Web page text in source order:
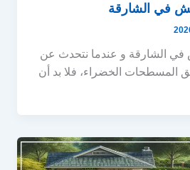
في الشارقة
الشارقة و عندما نتحدث عن
المسطحات الخضراء، فلا بد أن